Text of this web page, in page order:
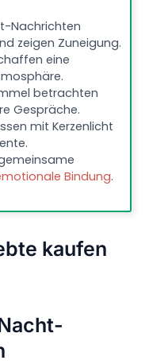
Nachrichten
zeigen Zuneigung.
eine
betrachten
Gespräche.
mit Kerzenlicht
Bindung.
kaufen